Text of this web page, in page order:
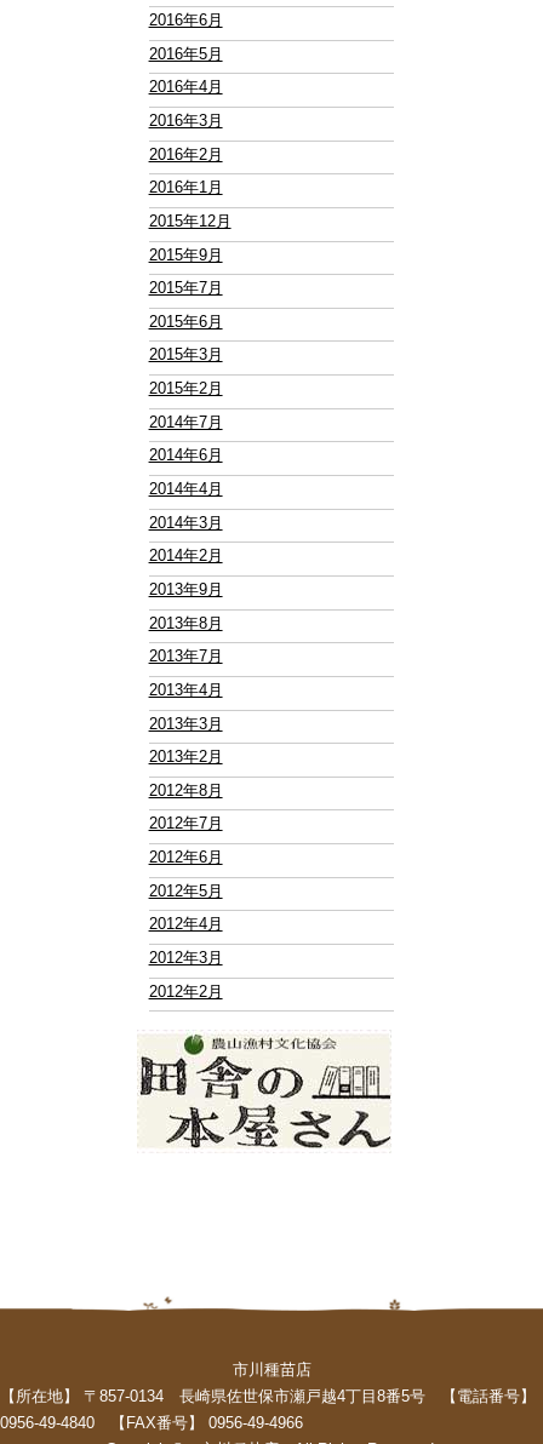
2016年6月
2016年5月
2016年4月
2016年3月
2016年2月
2016年1月
2015年12月
2015年9月
2015年7月
2015年6月
2015年3月
2015年2月
2014年7月
2014年6月
2014年4月
2014年3月
2014年2月
2013年9月
2013年8月
2013年7月
2013年4月
2013年3月
2013年2月
2012年8月
2012年7月
2012年6月
2012年5月
2012年4月
2012年3月
2012年2月
市川種苗店
【所在地】 〒857-0134 長崎県佐世保市瀬戸越4丁目8番5号 【電話番号】
0956-49-4840 【FAX番号】 0956-49-4966